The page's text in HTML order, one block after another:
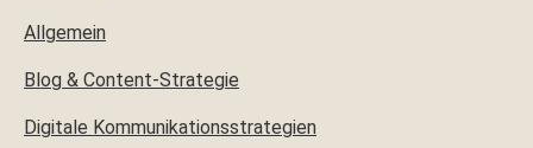
Allgemein
Blog & Content-Strategie
Digitale Kommunikationsstrategien